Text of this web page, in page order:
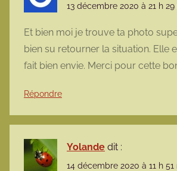
13 décembre 2020 à 21 h 29
Et bien moi je trouve ta photo
bien su retourner la situation. Elle
fait bien envie. Merci pour cette
Répondre
Yolande dit :
14 décembre 2020 à 11 h 51